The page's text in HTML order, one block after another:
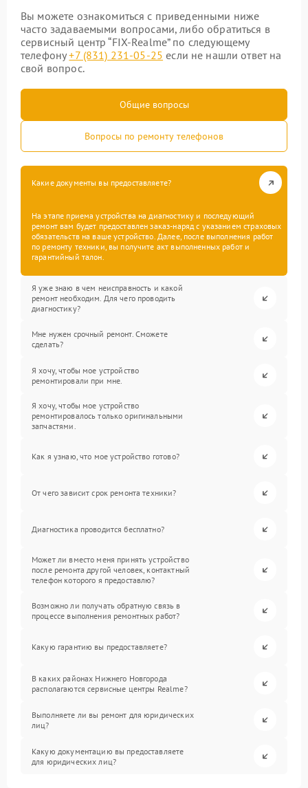
Вы можете ознакомиться с приведенными ниже
часто задаваемыми вопросами, либо обратиться в
сервисный центр “FIX-Realme” по следующему
телефону+7 (831) 231-05-25 если не нашли ответ на
свой вопрос.
Общие вопросы
Вопросы по ремонту телефонов
Какие документы вы предоставляете?
На этапе приема устройства на диагностику и последующий
ремонт вам будет предоставлен заказ-наряд с указанием страховых
обязательств на ваше устройство. Далее, после выполнения работ
по ремонту техники, вы получите акт выполненных работ и
гарантийный талон.
Я уже знаю в чем неисправность и какой
ремонт необходим. Для чего проводить
диагностику?
Мне нужен срочный ремонт. Сможете
сделать?
Я хочу, чтобы мое устройство
ремонтировали при мне.
Я хочу, чтобы мое устройство
ремонтировалось только оригинальными
запчастями.
Как я узнаю, что мое устройство готово?
От чего зависит срок ремонта техники?
Диагностика проводится бесплатно?
Может ли вместо меня принять устройство
после ремонта другой человек, контактный
телефон которого я предоставлю?
Возможно ли получать обратную связь в
процессе выполнения ремонтных работ?
Какую гарантию вы предоставляете?
В каких районах Нижнего Новгорода
располагаются сервисные центры Realme?
Выполняете ли вы ремонт для юридических
лиц?
Какую документацию вы предоставляете
для юридических лиц?